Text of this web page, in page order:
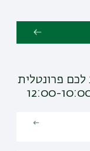
לכם פרונטלית